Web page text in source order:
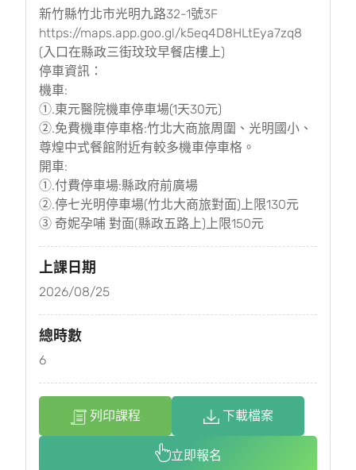
新竹縣竹北市光明九路32-1號3F
https://maps.app.goo.gl/k5eq4D8HLtEya7zq8
(入口在縣政三街玟玟早餐店樓上)
停車資訊：
機車:
①.東元醫院機車停車場(1天30元)
②.免費機車停車格:竹北大商旅周圍、光明國小、
尊煌中式餐館附近有較多機車停車格。
開車:
①.付費停車場:縣政府前廣場
②.停七光明停車場(竹北大商旅對面)上限130元
③ 奇妮孕哺 對面(縣政五路上)上限150元
上課日期
2026/08/25
總時數
6
列印課程 下載檔案
立即報名